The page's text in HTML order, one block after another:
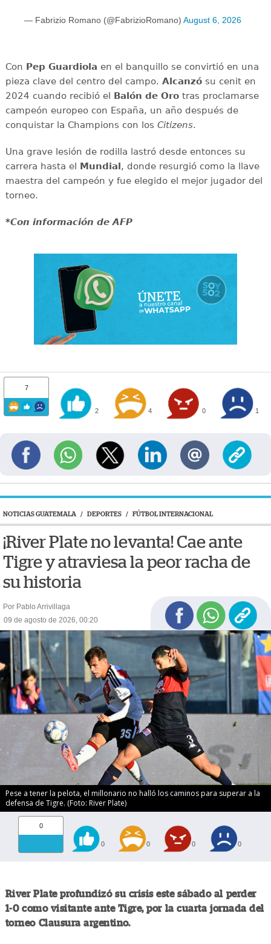
— Fabrizio Romano (@FabrizioRomano) August 6, 2026
Con Pep Guardiola en el banquillo se convirtió en una
pieza clave del centro del campo. Alcanzósu cenit en
2024 cuando recibió el Balón de Orotras proclamarse
campeón europeo con España, un año después de
conquistar la Champions con los Citizens.
Una grave lesión de rodilla lastró desde entonces su
carrera hasta el Mundial, donde resurgió como la llave
maestra del campeón y fue elegido el mejor jugador del
torneo.
*Con información de AFP
7
2 4 0 1
NOTICIAS GUATEMALA / DEPORTES / FÚTBOL INTERNACIONAL
¡River Plate no levanta! Cae ante
Tigre y atraviesa la peor racha de
su historia
Por Pablo Arrivillaga
09 de agosto de 2026, 00:20
Pese a tener la pelota, el millonario no halló los caminos para superar a la
defensa de Tigre. (Foto: River Plate)
0
0 0 0 0
River Plate profundizó su crisis este sábado al perder
1-0 como visitante ante Tigre, por la cuarta jornada del
torneo Clausura argentino.